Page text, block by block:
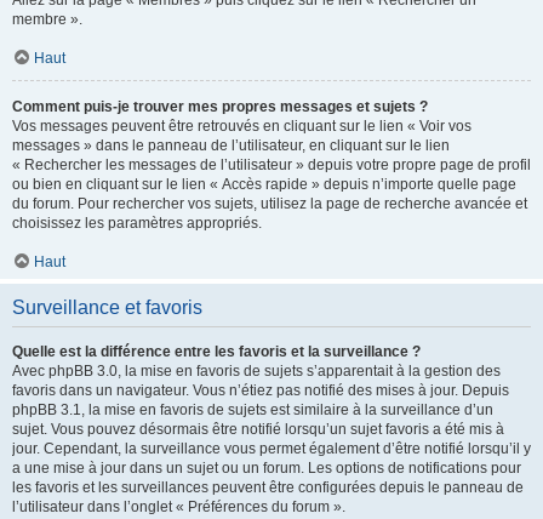
membre ».
Haut
Comment puis-je trouver mes propres messages et sujets ?
Vos messages peuvent être retrouvés en cliquant sur le lien « Voir vos
messages » dans le panneau de l’utilisateur, en cliquant sur le lien
« Rechercher les messages de l’utilisateur » depuis votre propre page de profil
ou bien en cliquant sur le lien « Accès rapide » depuis n’importe quelle page
du forum. Pour rechercher vos sujets, utilisez la page de recherche avancée et
choisissez les paramètres appropriés.
Haut
Surveillance et favoris
Quelle est la différence entre les favoris et la surveillance ?
Avec phpBB 3.0, la mise en favoris de sujets s’apparentait à la gestion des
favoris dans un navigateur. Vous n’étiez pas notifié des mises à jour. Depuis
phpBB 3.1, la mise en favoris de sujets est similaire à la surveillance d’un
sujet. Vous pouvez désormais être notifié lorsqu’un sujet favoris a été mis à
jour. Cependant, la surveillance vous permet également d’être notifié lorsqu’il y
a une mise à jour dans un sujet ou un forum. Les options de notifications pour
les favoris et les surveillances peuvent être configurées depuis le panneau de
l’utilisateur dans l’onglet « Préférences du forum ».